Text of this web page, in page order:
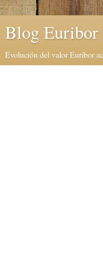
Blog Euribor
Evolución del valor Euribor